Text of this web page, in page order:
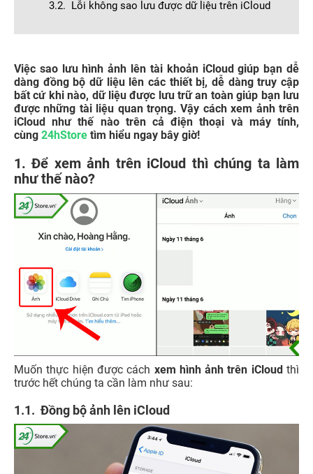
3.2. Lỗi không sao lưu được dữ liệu trên iCloud
Việc sao lưu hình ảnh lên tài khoản iCloud giúp bạn dễ
dàng đồng bộ dữ liệu lên các thiết bị, dễ dàng truy cập
bất cứ khi nào, dữ liệu được lưu trữ an toàn giúp bạn lưu
được những tài liệu quan trọng. Vậy cách xem ảnh trên
iCloud như thế nào trên cả điện thoại và máy tính,
cùng 24hStore tìm hiểu ngay bây giờ!
1. Để xem ảnh trên iCloud thì chúng ta làm
như thế nào?
Muốn thực hiện được cách xem hình ảnh trên iCloud thì
trước hết chúng ta cần làm như sau:
1.1. Đồng bộ ảnh lên iCloud